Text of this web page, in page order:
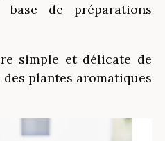
base de préparations
simple et délicate de
plantes aromatiques